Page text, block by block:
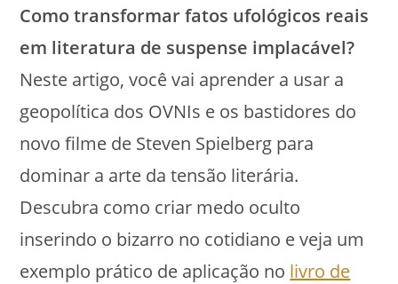
Como transformar fatos ufológicos reais
em literatura de suspense implacável?
Neste artigo, você vai aprender a usar a
geopolítica dos OVNIs e os bastidores do
novo filme de Steven Spielberg para
dominar a arte da tensão literária.
Descubra como criar medo oculto
inserindo o bizarro no cotidiano e veja um
exemplo prático de aplicação no livro de